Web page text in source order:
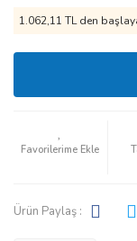
1.062,11 TL den
Ürün Paylaş :